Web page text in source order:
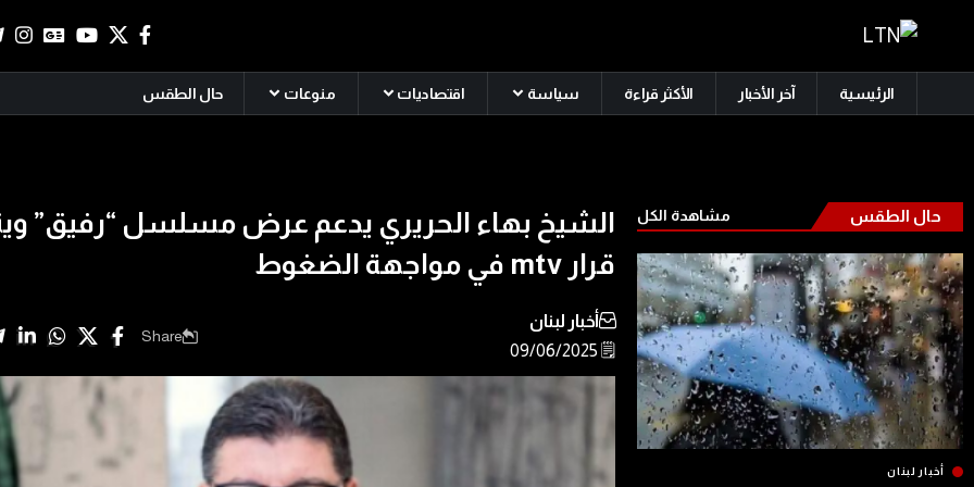
الرئيسية آخر الأخبار الأكثر قراءة سياسة اقتصاديات منوعات حال الطقس
حال الطقس مشاهدة الكل
أخبار لبنان
الشيخ بهاء الحريري يدعم عرض مسلسل “رفيق”
قرار mtv في مواجهة الضغوط
🗒️ 09/06/2025
أخبار لبنان
Share